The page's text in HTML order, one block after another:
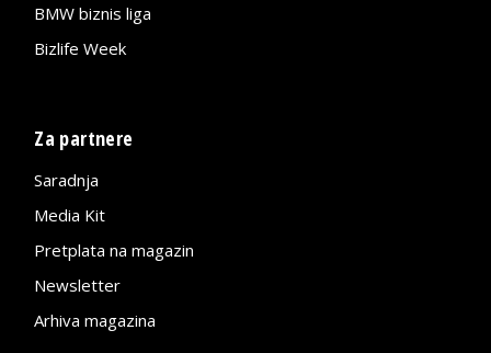
BMW biznis liga
Bizlife Week
Za partnere
Saradnja
Media Kit
Pretplata na magazin
Newsletter
Arhiva magazina